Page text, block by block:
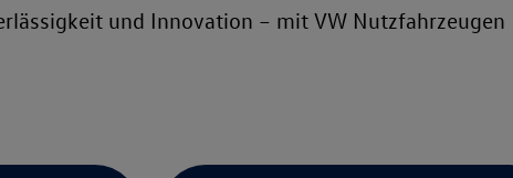
und Innovation – mit VW Nutzfahrzeugen